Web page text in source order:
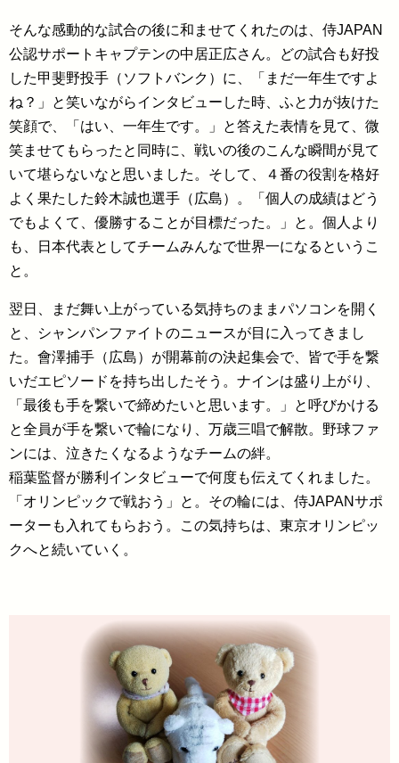
そんな感動的な試合の後に和ませてくれたのは、侍JAPAN
公認サポートキャプテンの中居正広さん。どの試合も好投
した甲斐野投手（ソフトバンク）に、「まだ一年生ですよ
ね？」と笑いながらインタビューした時、ふと力が抜けた
笑顔で、「はい、一年生です。」と答えた表情を見て、微
笑ませてもらったと同時に、戦いの後のこんな瞬間が見て
いて堪らないなと思いました。そして、４番の役割を格好
よく果たした鈴木誠也選手（広島）。「個人の成績はどう
でもよくて、優勝することが目標だった。」と。個人より
も、日本代表としてチームみんなで世界一になるというこ
と。
翌日、まだ舞い上がっている気持ちのままパソコンを開く
と、シャンパンファイトのニュースが目に入ってきまし
た。會澤捕手（広島）が開幕前の決起集会で、皆で手を繋
いだエピソードを持ち出したそう。ナインは盛り上がり、
「最後も手を繋いで締めたいと思います。」と呼びかける
と全員が手を繋いで輪になり、万歳三唱で解散。野球ファ
ンには、泣きたくなるようなチームの絆。
稲葉監督が勝利インタビューで何度も伝えてくれました。
「オリンピックで戦おう」と。その輪には、侍JAPANサポ
ーターも入れてもらおう。この気持ちは、東京オリンピッ
クへと続いていく。